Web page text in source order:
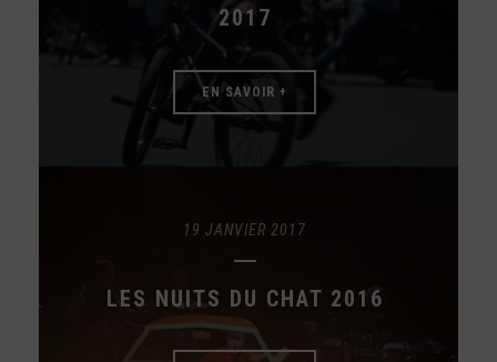
2017
EN SAVOIR +
19 JANVIER 2017
LES NUITS DU CHAT 2016